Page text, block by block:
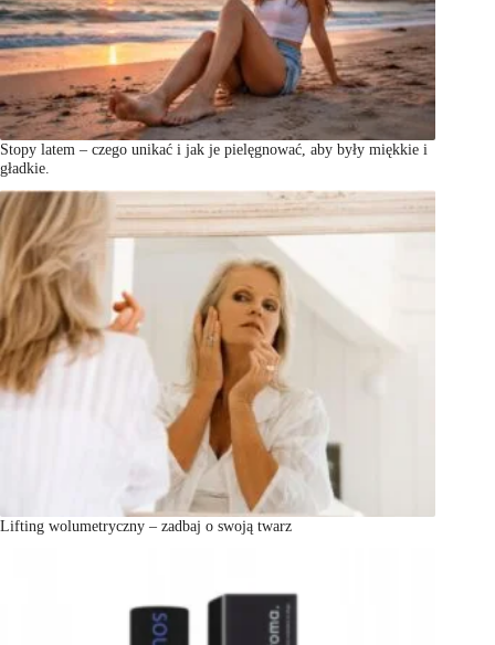
Stopy latem – czego unikać i jak je pielęgnować, aby były miękkie i
gładkie.
Lifting wolumetryczny – zadbaj o swoją twarz